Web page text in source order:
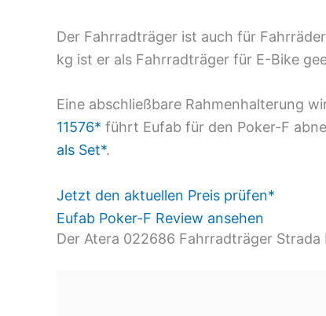
Der Fahrradträger ist auch für
kg ist er als Fahrradträger für E-Bike
Eine abschließbare Rahmenhalterung
11576* führt Eufab für den Poker-F
als Set*.
Jetzt den aktuellen Preis prüfen*
Eufab Poker-F Review ansehen
Der Atera 022686 Fahrradträger Strada